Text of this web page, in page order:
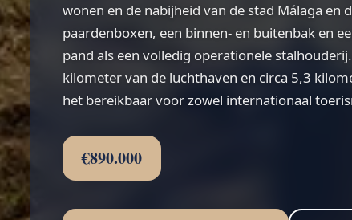
wonen en de nabijheid van de stad Málaga en
paardenboxen, een binnen- en buitenbak en
pand als een volledig operationele
kilometer van de luchthaven en circa 5,3
het bereikbaar voor zowel internationaal
€890.000